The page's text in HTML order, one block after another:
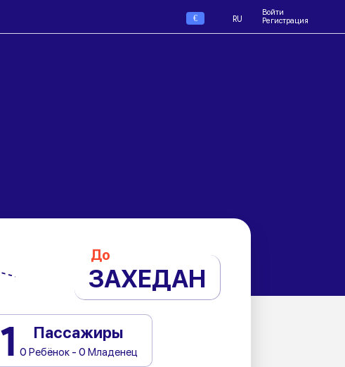
€ RU
Войти
Регистрация
До
ЗАХЕДАН
1 Пассажиры
0 Ребёнок - 0 Младенец